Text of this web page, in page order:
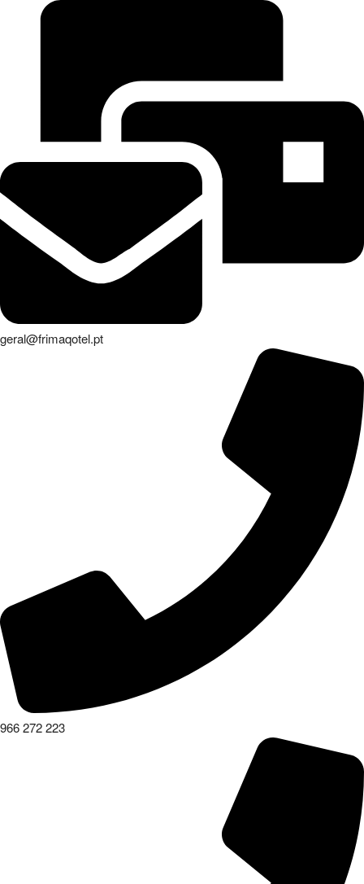
geral@frimaqotel.pt
966 272 223